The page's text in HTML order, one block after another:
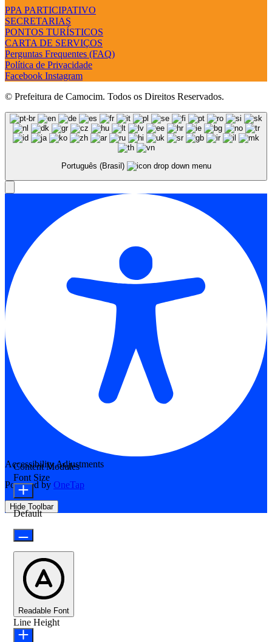
PPA PARTICIPATIVO
SECRETARIAS
PONTOS TURÍSTICOS
CARTA DE SERVIÇOS
Perguntas Frequentes (FAQ)
Política de Privacidade
Facebook Instagram
© Prefeitura de Camocim. Todos os Direitos Reservados.
Português (Brasil)
Accessibility Adjustments
Powered by OneTap
Hide Toolbar
Content Modules
Font Size
Default
Readable Font
Line Height